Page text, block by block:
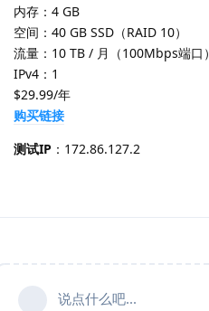
内存：4 GB
空间：40 GB SSD（RAID 10）
流量：10 TB / 月（100Mbps端口）
IPv4：1
$29.99/年
购买链接
测试IP ：172.86.127.2
说点什么吧...